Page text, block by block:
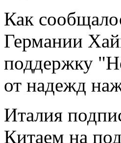
Как
Германии
поддержку
от надежд
Италия
Китаем на